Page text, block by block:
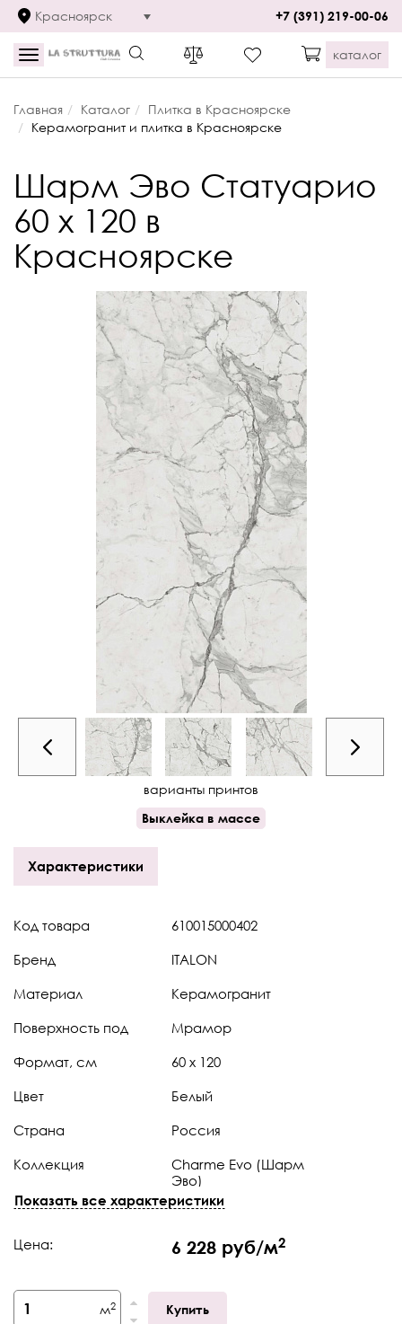
Красноярск +7 (391) 219-00-06
Toggle
navigation
каталог
Главная Каталог
Плитка в Красноярске
Керамогранит и плитка в Красноярске
Шарм Эво Статуарио
60 x 120 в
Красноярске
варианты принтов
Выклейка в массе
Характеристики
Код товара 610015000402
Бренд ITALON
Материал Керамогранит
Поверхность под Мрамор
Формат, см 60 x 120
Цвет Белый
Страна Россия
Коллекция
Charme Evo (Шарм
Эво)
Штук в коробке 2
Тип поверхности Глянцевая
мм
Показать все характеристики
Цена: 6 228 руб/м2
м2 Купить